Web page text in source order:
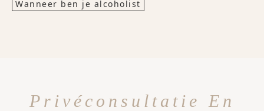
Wanneer ben je alcoholist
Privéconsultatie En